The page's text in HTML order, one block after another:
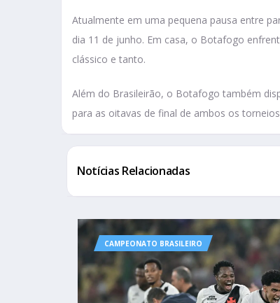
Atualmente em uma pequena pausa entre
dia 11 de junho. Em casa, o Botafogo
clássico e tanto.
Além do Brasileirão, o Botafogo também
para as oitavas de final de ambos os
Notícias Relacionadas
CAMPEONATO BRASILEIRO